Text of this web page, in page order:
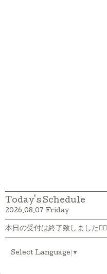
Today's Schedule
2026.08.07 Friday
本日の受付は終了致しました🙇‍♀️
Select Language ▼